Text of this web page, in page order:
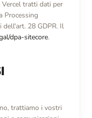
tratti dati per
Processing
dell'art. 28 GDPR. Il
dpa-sitecore.
trattiamo i vostri